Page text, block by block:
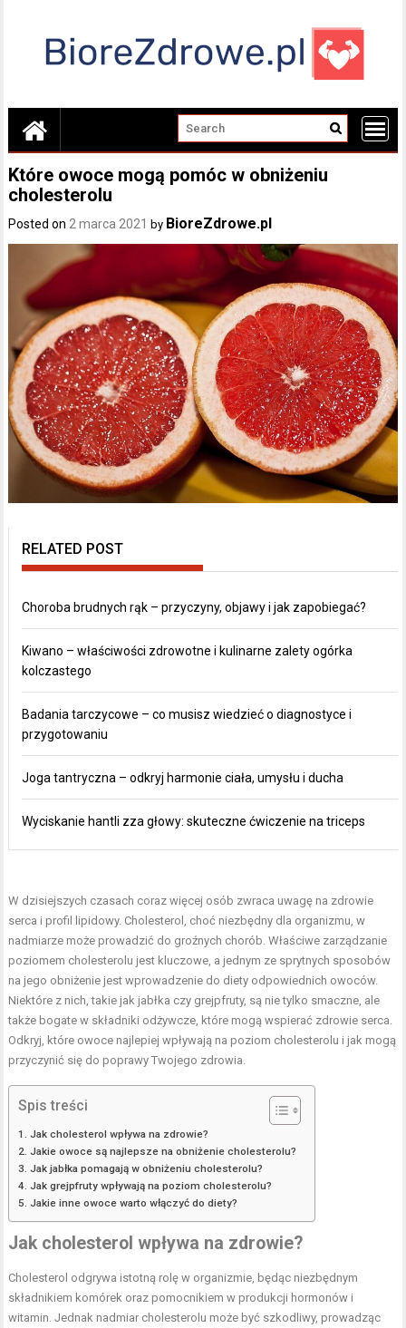
Które owoce mogą pomóc w obniżeniu
cholesterolu
Posted on 2 marca 2021 by BioreZdrowe.pl
RELATED POST
Choroba brudnych rąk – przyczyny, objawy i jak zapobiegać?
Kiwano – właściwości zdrowotne i kulinarne zalety ogórka
kolczastego
Badania tarczycowe – co musisz wiedzieć o diagnostyce i
przygotowaniu
Joga tantryczna – odkryj harmonie ciała, umysłu i ducha
Wyciskanie hantli zza głowy: skuteczne ćwiczenie na triceps
W dzisiejszych czasach coraz więcej osób zwraca uwagę na zdrowie
serca i profil lipidowy. Cholesterol, choć niezbędny dla organizmu, w
nadmiarze może prowadzić do groźnych chorób. Właściwe zarządzanie
poziomem cholesterolu jest kluczowe, a jednym ze sprytnych sposobów
na jego obniżenie jest wprowadzenie do diety odpowiednich owoców.
Niektóre z nich, takie jak jabłka czy grejpfruty, są nie tylko smaczne, ale
także bogate w składniki odżywcze, które mogą wspierać zdrowie serca.
Odkryj, które owoce najlepiej wpływają na poziom cholesterolu i jak mogą
przyczynić się do poprawy Twojego zdrowia.
Spis treści
Jak cholesterol wpływa na zdrowie?
Jakie owoce są najlepsze na obniżenie cholesterolu?
Jak jabłka pomagają w obniżeniu cholesterolu?
Jak grejpfruty wpływają na poziom cholesterolu?
Jakie inne owoce warto włączyć do diety?
Jak cholesterol wpływa na zdrowie?
Cholesterol odgrywa istotną rolę w organizmie, będąc niezbędnym
składnikiem komórek oraz pomocnikiem w produkcji hormonów i
witamin. Jednak nadmiar cholesterolu może być szkodliwy, prowadząc